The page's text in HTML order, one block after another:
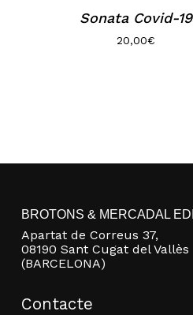
Sonata Covid-19
20,00€
BROTONS & MERCADAL
Apartat de Correus 37,
08190 Sant Cugat del Vallès
(BARCELONA)
Contacte